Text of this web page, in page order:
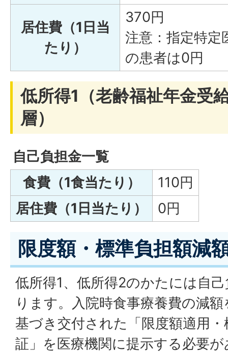
居住費（1日当
たり）
370円
注意：指定特定
の患者は0円
低所得1（老齢福祉年金受
層）
自己負担金一覧
食費（1食当たり）
110円
居住費（1日当たり）
0円
限度額・標準負担額減
低所得1、低所得2のかたには自
ります。入院時食事療養費の減
基づき交付された「限度額適用
証」を医療機関に提示する必要